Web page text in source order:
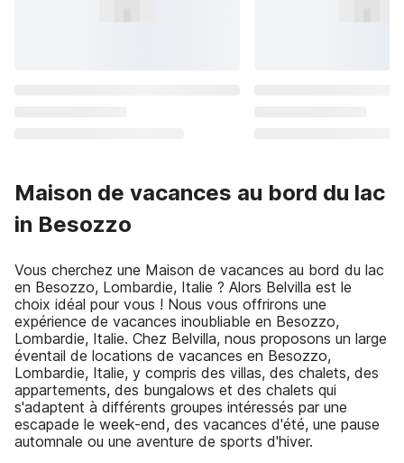
Maison de vacances au bord du lac
in Besozzo
Vous cherchez une Maison de vacances au bord du lac
en Besozzo, Lombardie, Italie ? Alors Belvilla est le
choix idéal pour vous ! Nous vous offrirons une
expérience de vacances inoubliable en Besozzo,
Lombardie, Italie. Chez Belvilla, nous proposons un large
éventail de locations de vacances en Besozzo,
Lombardie, Italie, y compris des villas, des chalets, des
appartements, des bungalows et des chalets qui
s'adaptent à différents groupes intéressés par une
escapade le week-end, des vacances d'été, une pause
automnale ou une aventure de sports d'hiver.